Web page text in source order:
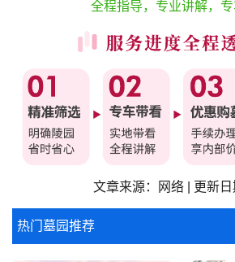
全程指导，专业讲解，
文章来源：网络 | 更新
热门墓园推荐